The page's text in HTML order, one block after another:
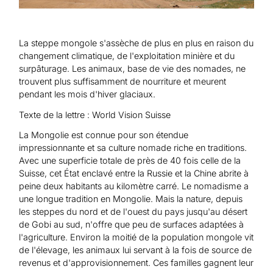
La steppe mongole s'assèche de plus en plus en raison du
changement climatique, de l'exploitation minière et du
surpâturage. Les animaux, base de vie des nomades, ne
trouvent plus suffisamment de nourriture et meurent
pendant les mois d'hiver glaciaux.
Texte de la lettre : World Vision Suisse
La Mongolie est connue pour son étendue
impressionnante et sa culture nomade riche en traditions.
Avec une superficie totale de près de 40 fois celle de la
Suisse, cet État enclavé entre la Russie et la Chine abrite à
peine deux habitants au kilomètre carré. Le nomadisme a
une longue tradition en Mongolie. Mais la nature, depuis
les steppes du nord et de l'ouest du pays jusqu'au désert
de Gobi au sud, n'offre que peu de surfaces adaptées à
l'agriculture. Environ la moitié de la population mongole vit
de l'élevage, les animaux lui servant à la fois de source de
revenus et d'approvisionnement. Ces familles gagnent leur